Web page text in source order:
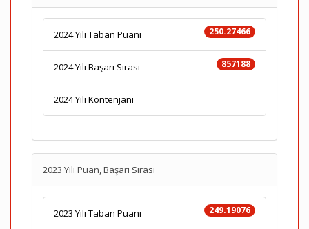
250.27466
2024 Yılı Taban Puanı
857188
2024 Yılı Başarı Sırası
2024 Yılı Kontenjanı
2023 Yılı Puan, Başarı Sırası
249.19076
2023 Yılı Taban Puanı